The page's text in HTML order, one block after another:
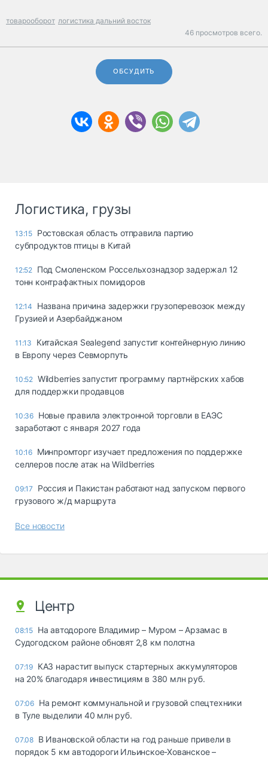
товарооборот логистика дальний восток
46 просмотров всего.
ОБСУДИТЬ
Логистика, грузы
13:15 Ростовская область отправила партию
субпродуктов птицы в Китай
12:52 Под Смоленском Россельхознадзор задержал 12
тонн контрафактных помидоров
12:14
Названа причина задержки грузоперевозок между
Грузией и Азербайджаном
11:13
Китайская Sealegend запустит контейнерную линию
в Европу через Севморпуть
10:52 Wildberries запустит программу партнёрских хабов
для поддержки продавцов
10:36 Новые правила электронной торговли в ЕАЭС
заработают с января 2027 года
10:16 Минпромторг изучает предложения по поддержке
селлеров после атак на Wildberries
09:17
Россия и Пакистан работают над запуском первого
грузового ж/д маршрута
Все новости
Центр
08:15 На автодороге Владимир – Муром – Арзамас в
Судогодском районе обновят 2,8 км полотна
07:19 КАЗ нарастит выпуск стартерных аккумуляторов
на 20% благодаря инвестициям в 380 млн руб.
07:06 На ремонт коммунальной и грузовой спецтехники
в Туле выделили 40 млн руб.
07.08 В Ивановской области на год раньше привели в
порядок 5 км автодороги Ильинское-Хованское –